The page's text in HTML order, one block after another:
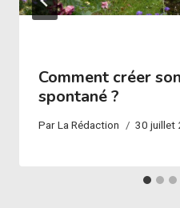
Comment créer
spontané ?
ParLa Rédaction 30 juillet